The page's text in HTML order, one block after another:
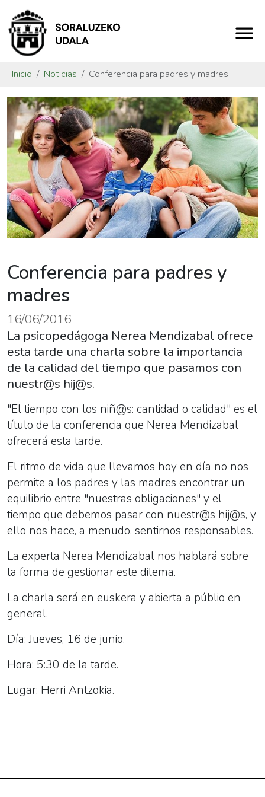
Inicio Noticias Conferencia para padres y madres
Conferencia para padres y
madres
16/06/2016
La psicopedágoga Nerea Mendizabal ofrece
esta tarde una charla sobre la importancia
de la calidad del tiempo que pasamos con
nuestr@s hij@s.
"El tiempo con los niñ@s: cantidad o calidad" es el
título de la conferencia que Nerea Mendizabal
ofrecerá esta tarde.
El ritmo de vida que llevamos hoy en día no nos
permite a los padres y las madres encontrar un
equilibrio entre "nuestras obligaciones" y el
tiempo que debemos pasar con nuestr@s hij@s, y
ello nos hace, a menudo, sentirnos responsables.
La experta Nerea Mendizabal nos hablará sobre
la forma de gestionar este dilema.
La charla será en euskera y abierta a públio en
general.
Día: Jueves, 16 de junio.
Hora: 5:30 de la tarde.
Lugar: Herri Antzokia.